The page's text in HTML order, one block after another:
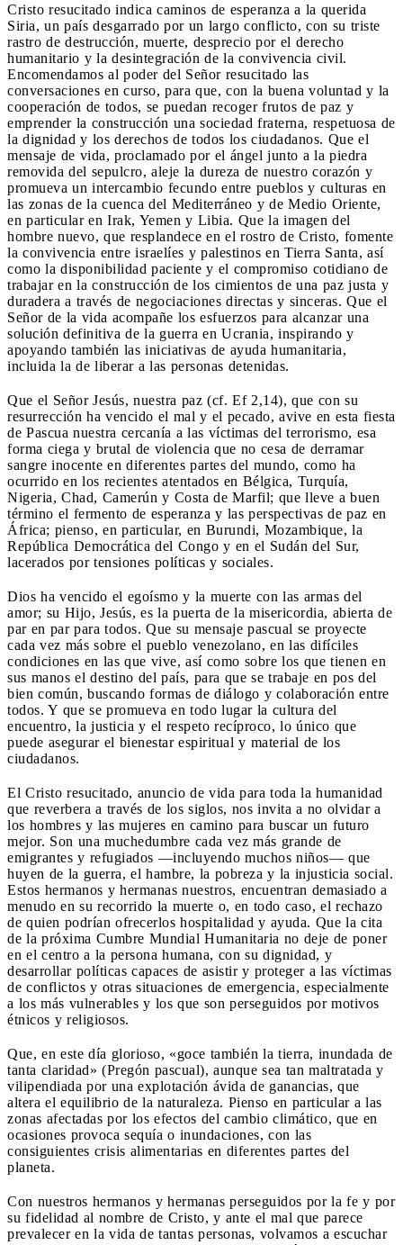
Cristo resucitado indica caminos de esperanza a la querida
Siria, un país desgarrado por un largo conflicto, con su triste
rastro de destrucción, muerte, desprecio por el derecho
humanitario y la desintegración de la convivencia civil.
Encomendamos al poder del Señor resucitado las
conversaciones en curso, para que, con la buena voluntad y la
cooperación de todos, se puedan recoger frutos de paz y
emprender la construcción una sociedad fraterna, respetuosa de
la dignidad y los derechos de todos los ciudadanos. Que el
mensaje de vida, proclamado por el ángel junto a la piedra
removida del sepulcro, aleje la dureza de nuestro corazón y
promueva un intercambio fecundo entre pueblos y culturas en
las zonas de la cuenca del Mediterráneo y de Medio Oriente,
en particular en Irak, Yemen y Libia. Que la imagen del
hombre nuevo, que resplandece en el rostro de Cristo, fomente
la convivencia entre israelíes y palestinos en Tierra Santa, así
como la disponibilidad paciente y el compromiso cotidiano de
trabajar en la construcción de los cimientos de una paz justa y
duradera a través de negociaciones directas y sinceras. Que el
Señor de la vida acompañe los esfuerzos para alcanzar una
solución definitiva de la guerra en Ucrania, inspirando y
apoyando también las iniciativas de ayuda humanitaria,
incluida la de liberar a las personas detenidas.
Que el Señor Jesús, nuestra paz (cf. Ef 2,14), que con su
resurrección ha vencido el mal y el pecado, avive en esta fiesta
de Pascua nuestra cercanía a las víctimas del terrorismo, esa
forma ciega y brutal de violencia que no cesa de derramar
sangre inocente en diferentes partes del mundo, como ha
ocurrido en los recientes atentados en Bélgica, Turquía,
Nigeria, Chad, Camerún y Costa de Marfil; que lleve a buen
término el fermento de esperanza y las perspectivas de paz en
África; pienso, en particular, en Burundi, Mozambique, la
República Democrática del Congo y en el Sudán del Sur,
lacerados por tensiones políticas y sociales.
Dios ha vencido el egoísmo y la muerte con las armas del
amor; su Hijo, Jesús, es la puerta de la misericordia, abierta de
par en par para todos. Que su mensaje pascual se proyecte
cada vez más sobre el pueblo venezolano, en las difíciles
condiciones en las que vive, así como sobre los que tienen en
sus manos el destino del país, para que se trabaje en pos del
bien común, buscando formas de diálogo y colaboración entre
todos. Y que se promueva en todo lugar la cultura del
encuentro, la justicia y el respeto recíproco, lo único que
puede asegurar el bienestar espiritual y material de los
ciudadanos.
El Cristo resucitado, anuncio de vida para toda la humanidad
que reverbera a través de los siglos, nos invita a no olvidar a
los hombres y las mujeres en camino para buscar un futuro
mejor. Son una muchedumbre cada vez más grande de
emigrantes y refugiados —incluyendo muchos niños— que
huyen de la guerra, el hambre, la pobreza y la injusticia social.
Estos hermanos y hermanas nuestros, encuentran demasiado a
menudo en su recorrido la muerte o, en todo caso, el rechazo
de quien podrían ofrecerlos hospitalidad y ayuda. Que la cita
de la próxima Cumbre Mundial Humanitaria no deje de poner
en el centro a la persona humana, con su dignidad, y
desarrollar políticas capaces de asistir y proteger a las víctimas
de conflictos y otras situaciones de emergencia, especialmente
a los más vulnerables y los que son perseguidos por motivos
étnicos y religiosos.
Que, en este día glorioso, «goce también la tierra, inundada de
tanta claridad» (Pregón pascual), aunque sea tan maltratada y
vilipendiada por una explotación ávida de ganancias, que
altera el equilibrio de la naturaleza. Pienso en particular a las
zonas afectadas por los efectos del cambio climático, que en
ocasiones provoca sequía o inundaciones, con las
consiguientes crisis alimentarias en diferentes partes del
planeta.
Con nuestros hermanos y hermanas perseguidos por la fe y por
su fidelidad al nombre de Cristo, y ante el mal que parece
prevalecer en la vida de tantas personas, volvamos a escuchar